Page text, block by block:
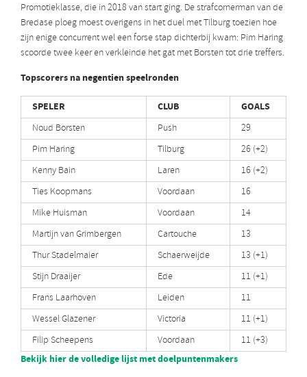
Promotieklasse, die in 2018 van start ging. De strafcornerman van de
Bredase ploeg moest overigens in het duel met Tilburg toezien hoe
zijn enige concurrent wel een forse stap dichterbij kwam: Pim Haring
scoorde twee keer en verkleinde het gat met Borsten tot drie treffers.
Topscorers na negentien speelronden
SPELER CLUB GOALS
Noud Borsten Push
29
Pim Haring
Tilburg
26 (+2)
Kenny Bain
Laren
16 (+2)
Ties Koopmans
Voordaan
16
Mike Huisman
Voordaan
14
Martijn van Grimbergen
Cartouche
13
Thur Stadelmaier
Schaerweijde
13 (+1)
Stijn Draaijer
Ede
11 (+1)
Frans Laarhoven
Leiden
11
Wessel Glazener
Victoria
11 (+1)
Filip Scheepens
Voordaan 11 (+3)
Bekijk hier de volledige lijst met doelpuntenmakers